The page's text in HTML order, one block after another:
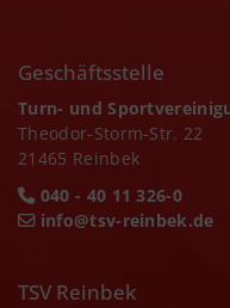
Geschäftsstelle
Turn- und
Theodor-Storm-Str. 22
21465 Reinbek
040 - 40 11 326-0
info@tsv-reinbek.de
TSV Reinbek